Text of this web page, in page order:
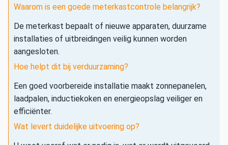
Waarom is een goede meterkastcontrole belangrijk?
De meterkast bepaalt of nieuwe apparaten, duurzame
installaties of uitbreidingen veilig kunnen worden
aangesloten.
Hoe helpt dit bij verduurzaming?
Een goed voorbereide installatie maakt zonnepanelen,
laadpalen, inductiekoken en energieopslag veiliger en
efficiënter.
Wat levert duidelijke uitvoering op?